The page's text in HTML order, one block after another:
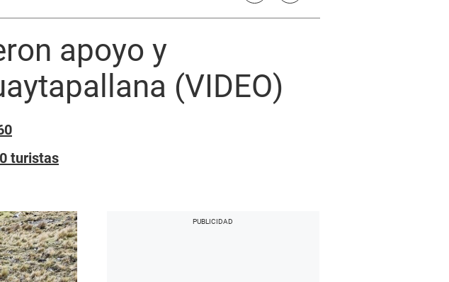
apoyo y
(VIDEO)
turistas